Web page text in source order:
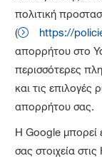
πολιτική
(
https://
απορρήτου στο
περισσότερες
και τις επιλογές
απορρήτου σας.
Η Google μπορεί
σας στοιχεία